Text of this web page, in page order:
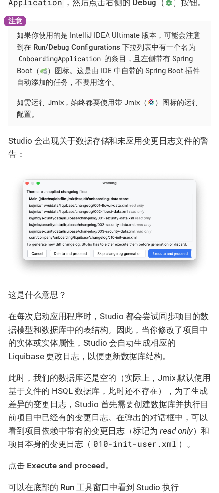
Application ，然后点击右侧的 Debug （ ）按钮。
如果你使用的是 IntelliJ IDEA Ultimate 版本，可能会注意
到在 Run/Debug Configurations 下拉列表中有一个名为
OnboardingApplication 的条目，且左侧带有 Spring
Boot（
）图标。这是由 IDE 中自带的 Spring Boot 插件
自动添加的任务，不要用这个。
如需运行 Jmix，始终都要使用带 Jmix（
）图标的运行
配置。
Studio 会出现关于数据存储和未应用变更日志文件的警
告：
这是什么意思？
在每次启动应用程序时，Studio 都会尝试同步项目的数
据模型和数据库中的表结构。因此，当你修改了项目中
的实体或实体属性，Studio 会自动生成相应的
Liquibase 更改日志，以便更新数据库结构。
此时，我们的数据库还是空的（实际上，Jmix 默认使用
基于文件的 HSQL 数据库，此时还不存在），为了生成
差异的变更日志，Studio 首先需要创建数据库并执行目
前项目中已经有的变更日志。在弹出的对话框中，可以
看到项目依赖中带有的变更日志（标记为 read only）和
项目本身的变更日志（ 010-init-user.xml ）。
点击 Execute and proceed 。
可以在底部的 Run 工具窗口中看到 Studio 执行